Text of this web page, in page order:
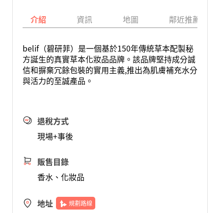
介紹 資訊 地圖 鄰近推薦景點
belif（碧研菲）是一個基於150年傳統草本配製秘
方誕生的真實草本化妝品品牌。該品牌堅持成分誠
信和摒棄冗餘包裝的實用主義,推出為肌膚補充水分
與活力的至誠產品。
退稅方式
現場+事後
販售目錄
香水、化妝品
地址 規劃路線